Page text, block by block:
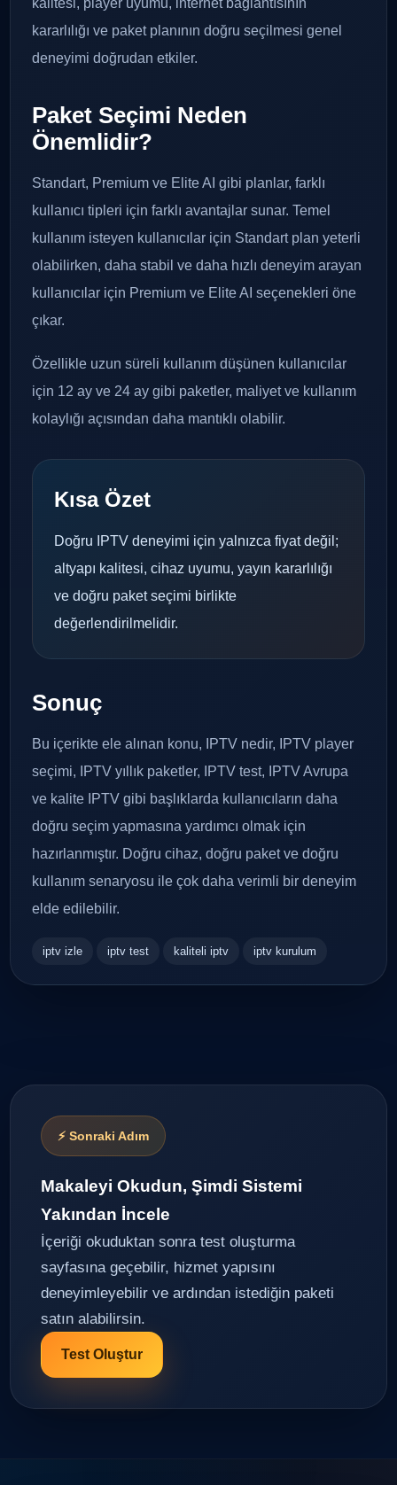
kalitesi, player uyumu, internet bağlantısının
kararlılığı ve paket planının doğru seçilmesi genel
deneyimi doğrudan etkiler.
Paket Seçimi Neden
Önemlidir?
Standart, Premium ve Elite AI gibi planlar, farklı
kullanıcı tipleri için farklı avantajlar sunar. Temel
kullanım isteyen kullanıcılar için Standart plan yeterli
olabilirken, daha stabil ve daha hızlı deneyim arayan
kullanıcılar için Premium ve Elite AI seçenekleri öne
çıkar.
Özellikle uzun süreli kullanım düşünen kullanıcılar
için 12 ay ve 24 ay gibi paketler, maliyet ve kullanım
kolaylığı açısından daha mantıklı olabilir.
Kısa Özet
Doğru IPTV deneyimi için yalnızca fiyat değil;
altyapı kalitesi, cihaz uyumu, yayın kararlılığı
ve doğru paket seçimi birlikte
değerlendirilmelidir.
Sonuç
Bu içerikte ele alınan konu, IPTV nedir, IPTV player
seçimi, IPTV yıllık paketler, IPTV test, IPTV Avrupa
ve kalite IPTV gibi başlıklarda kullanıcıların daha
doğru seçim yapmasına yardımcı olmak için
hazırlanmıştır. Doğru cihaz, doğru paket ve doğru
kullanım senaryosu ile çok daha verimli bir deneyim
elde edilebilir.
iptv izle iptv test kaliteli iptv iptv kurulum
⚡ Sonraki Adım
Makaleyi Okudun, Şimdi Sistemi
Yakından İncele
İçeriği okuduktan sonra test oluşturma
sayfasına geçebilir, hizmet yapısını
deneyimleyebilir ve ardından istediğin paketi
satın alabilirsin.
Test Oluştur